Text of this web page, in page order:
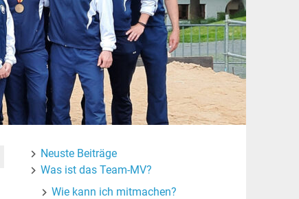
Neuste Beiträge
Was ist das Team-MV?
Wie kann ich mitmachen?